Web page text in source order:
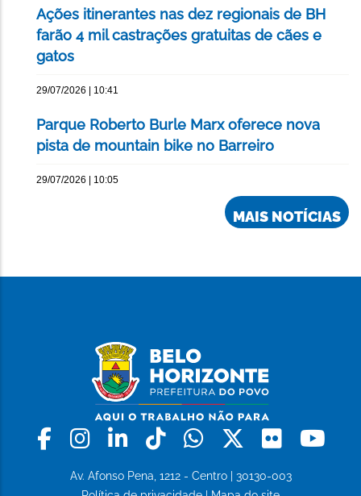
Ações itinerantes nas dez regionais de BH
farão 4 mil castrações gratuitas de cães e
gatos
29/07/2026 | 10:41
Parque Roberto Burle Marx oferece nova
pista de mountain bike no Barreiro
29/07/2026 | 10:05
MAIS NOTÍCIAS
Facebook
Instagram
LinkedinTiktokWhatsapp
X Flickr
Av. Afonso Pena, 1212 - Centro | 30130-003